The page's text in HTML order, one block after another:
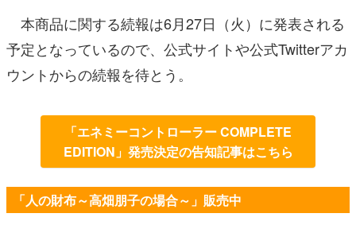
本商品に関する続報は6月27日（火）に発表される
予定となっているので、公式サイトや公式Twitterアカ
ウントからの続報を待とう。
「エネミーコントローラー COMPLETE
EDITION」発売決定の告知記事はこちら
「人の財布～高畑朋子の場合～」販売中